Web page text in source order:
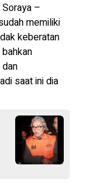
–
memiliki
keberatan
saat ini dia